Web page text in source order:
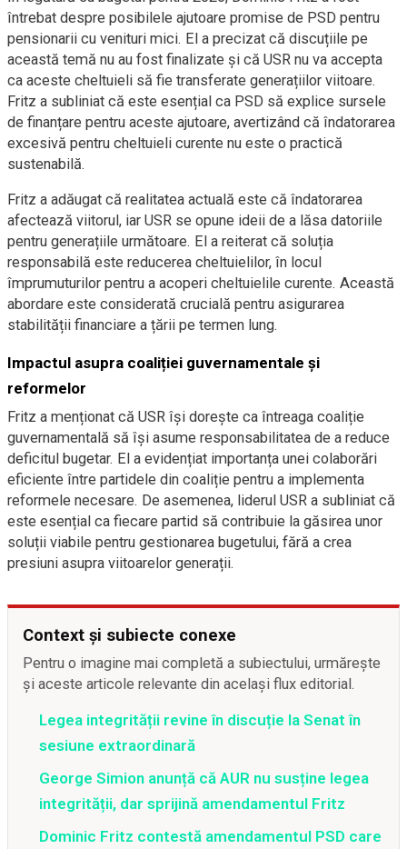
întrebat despre posibilele ajutoare promise de PSD pentru
pensionarii cu venituri mici. El a precizat că discuțiile pe
această temă nu au fost finalizate și că USR nu va accepta
ca aceste cheltuieli să fie transferate generațiilor viitoare.
Fritz a subliniat că este esențial ca PSD să explice sursele
de finanțare pentru aceste ajutoare, avertizând că îndatorarea
excesivă pentru cheltuieli curente nu este o practică
sustenabilă.
Fritz a adăugat că realitatea actuală este că îndatorarea
afectează viitorul, iar USR se opune ideii de a lăsa datoriile
pentru generațiile următoare. El a reiterat că soluția
responsabilă este reducerea cheltuielilor, în locul
împrumuturilor pentru a acoperi cheltuielile curente. Această
abordare este considerată crucială pentru asigurarea
stabilității financiare a țării pe termen lung.
Impactul asupra coaliției guvernamentale și
reformelor
Fritz a menționat că USR își dorește ca întreaga coaliție
guvernamentală să își asume responsabilitatea de a reduce
deficitul bugetar. El a evidențiat importanța unei colaborări
eficiente între partidele din coaliție pentru a implementa
reformele necesare. De asemenea, liderul USR a subliniat că
este esențial ca fiecare partid să contribuie la găsirea unor
soluții viabile pentru gestionarea bugetului, fără a crea
presiuni asupra viitoarelor generații.
Context și subiecte conexe
Pentru o imagine mai completă a subiectului, urmărește
și aceste articole relevante din același flux editorial.
Legea integrității revine în discuție la Senat în
sesiune extraordinară
George Simion anunță că AUR nu susține legea
integrității, dar sprijină amendamentul Fritz
Dominic Fritz contestă amendamentul PSD care